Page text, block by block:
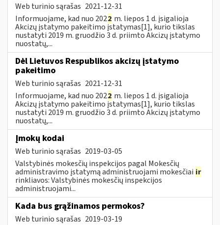
Web turinio sąrašas 2021-12-31
Informuojame, kad nuo 2022 m. liepos 1 d. įsigalioja
Akcizų įstatymo pakeitimo įstatymas[1], kurio tikslas
nustatyti 2019 m. gruodžio 3 d. priimto Akcizų įstatymo
nuostatų,...
Dėl Lietuvos Respublikos akcizų įstatymo
pakeitimo
Web turinio sąrašas 2021-12-31
Informuojame, kad nuo 2022 m. liepos 1 d. įsigalioja
Akcizų įstatymo pakeitimo įstatymas[1], kurio tikslas
nustatyti 2019 m. gruodžio 3 d. priimto Akcizų įstatymo
nuostatų,...
Įmokų kodai
Web turinio sąrašas 2019-03-05
Valstybinės mokesčių inspekcijos pagal Mokesčių
administravimo įstatymą administruojami mokesčiai ir
rinkliavos: Valstybinės mokesčių inspekcijos
administruojami...
Kada bus grąžinamos permokos?
Web turinio sąrašas 2019-03-19